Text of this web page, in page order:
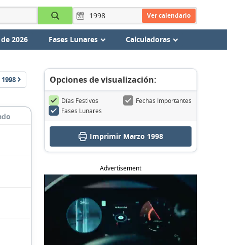
Ver calendario
2026 Fases Lunares Calculadoras
1998 Opciones de visualización:
Días Festivos
Fechas Importantes
Fases Lunares
Imprimir Marzo 1998
Advertisement